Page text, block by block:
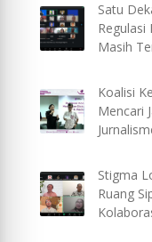
Satu
Regulasi
Masih
Koalisi
Mencari
Stigma
Ruang